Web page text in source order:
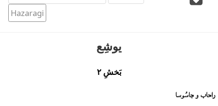
Hazaragi
یوشِع
بَخشِ ۲
راحاب و جاسُوسا